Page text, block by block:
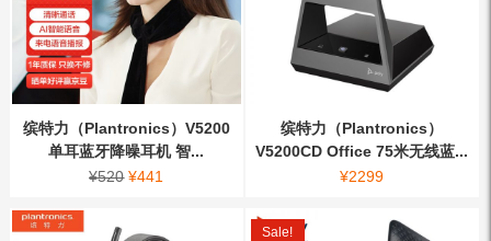
缤特力（Plantronics）V5200
单耳蓝牙降噪耳机 智...
¥520 ¥441
缤特力（Plantronics）
V5200CD Office 75米无线蓝...
¥2299
Sale!